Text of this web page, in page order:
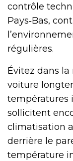
contrôle
Pays‑Bas,
régulières.
Évitez dans la
voiture
températures
sollicitent
climatisation
derrière le
température